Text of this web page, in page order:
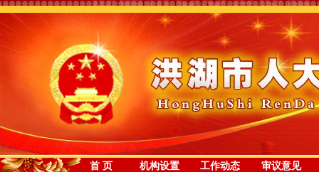
首 页 机构设置 工作动态 审议意见